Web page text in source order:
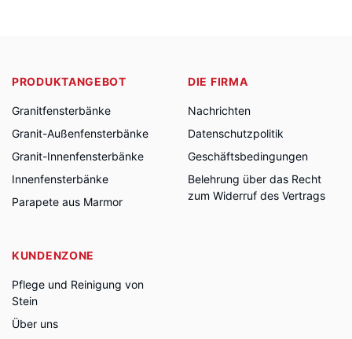
PRODUKTANGEBOT
Granitfensterbänke
Granit-Außenfensterbänke
Granit-Innenfensterbänke
Innenfensterbänke
Parapete aus Marmor
DIE FIRMA
Nachrichten
Datenschutzpolitik
Geschäftsbedingungen
Belehrung über das Recht
zum Widerruf des Vertrags
KUNDENZONE
Pflege und Reinigung von
Stein
Über uns